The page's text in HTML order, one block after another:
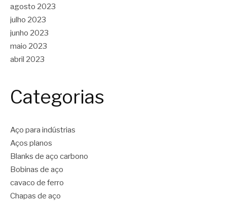
agosto 2023
julho 2023
junho 2023
maio 2023
abril 2023
Categorias
Aço para indústrias
Aços planos
Blanks de aço carbono
Bobinas de aço
cavaco de ferro
Chapas de aço